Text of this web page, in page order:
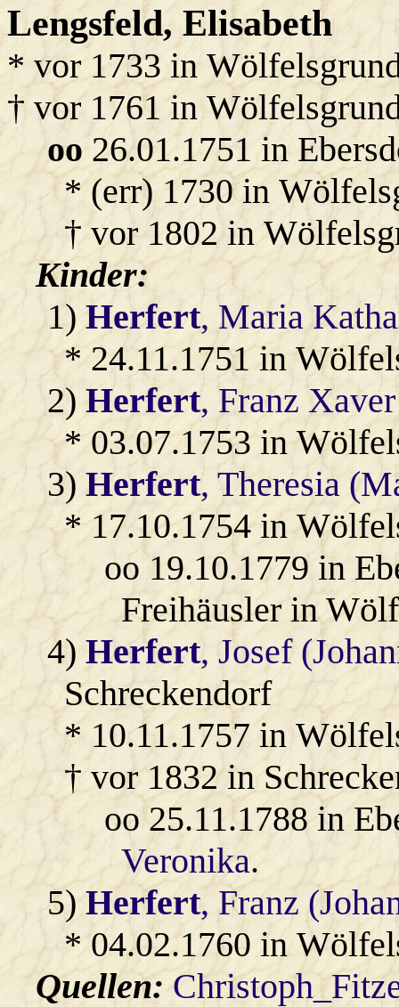
Lengsfeld, Elisabeth
* vor 1733 in
† vor 1761 in
oo26.01.1751 in
* (err) 1730 in
† vor 1802 in
Kinder:
1)Herfert, Maria
* 24.11.1751 in
2)Herfert, Franz Xaver
* 03.07.1753 in
3)Herfert, Theresia
* 17.10.1754 in
oo 19.10.1779 in
Freihäusler in
4)Herfert, Josef
Schreckendorf
* 10.11.1757 in
† vor 1832 in
oo 25.11.1788 in
Veronika.
5)Herfert, Franz
* 04.02.1760 in
Quellen: